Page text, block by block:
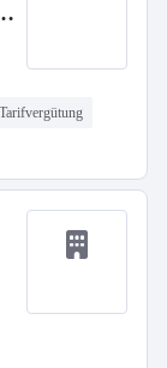
Tarifvergütung